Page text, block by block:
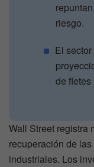
riesgo.
El
de fletes
Wall Street registra
recuperación de
industriales. Los